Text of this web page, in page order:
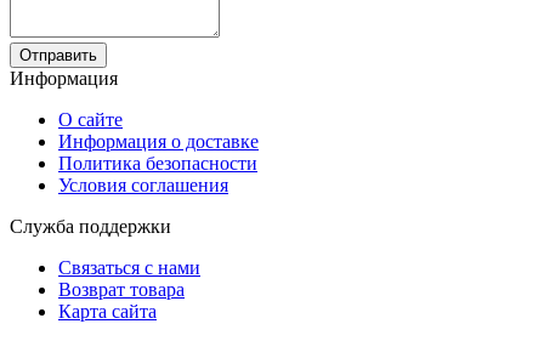
Отправить
Информация
О сайте
Информация о доставке
Политика безопасности
Условия соглашения
Служба поддержки
Связаться с нами
Возврат товара
Карта сайта